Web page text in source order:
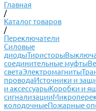
Главная
/
Каталог товаров
/
Переключатели
Силовые
диодыТиристоры
соединительные муфты
светаЭлектромагниты
проводаИсточники и
и аксессуарыКоробки и
сигнализации
колодочныеПожарные